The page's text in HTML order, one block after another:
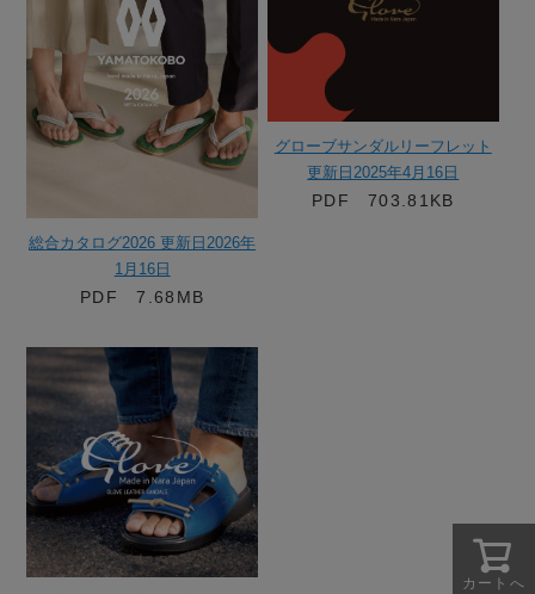
カートへ
総合カタログ2026 更新日2026年
1月16日
PDF 7.68MB
グローブサンダルリーフレット
更新日2025年4月16日
PDF 703.81KB